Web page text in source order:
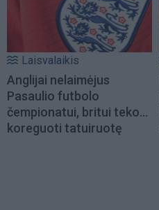
Laisvalaikis
Anglijai nelaimėjus
Pasaulio futbolo
čempionatui, britui teko...
koreguoti tatuiruotę